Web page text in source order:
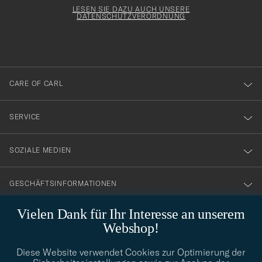
Vielen Dank für Ihr Interesse an unserem
Webshop!
Diese Website verwendet Cookies zur Optimierung der
dig
till
vårt
nyhetsbrev!
LESEN SIE DAZU AUCH UNSERE
DATENSCHUTZVERORDNUNG
CARE OF CARL
SERVICE
SOZIALE MEDIEN
GESCHÄFTSINFORMATIONEN
Benötigen Sie Hilfe bei der Suche nach Ihrem persönlichen Stil?